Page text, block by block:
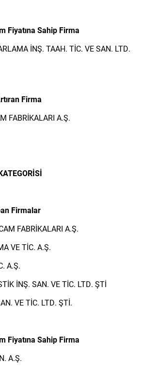
Fiyatına Sahip Firma
İNŞ. TAAH. TİC. VE SAN. LTD.
Firma
FABRİKALARI A.Ş.
Firmalar
FABRİKALARI A.Ş.
VE TİC. A.Ş.
A.Ş.
İNŞ. SAN. VE TİC. LTD. ŞTİ
VE TİC. LTD. ŞTİ.
Fiyatına Sahip Firma
A.Ş.